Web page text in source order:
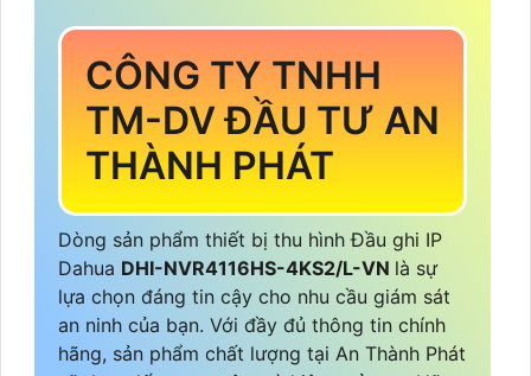
CÔNG TY TNHH
TM-DV ĐẦU TƯ AN
THÀNH PHÁT
Dòng sản phẩm thiết bị thu hình Đầu ghi IP
Dahua DHI-NVR4116HS-4KS2/L-VN là sự
lựa chọn đáng tin cậy cho nhu cầu giám sát
an ninh của bạn. Với đầy đủ thông tin chính
hãng, sản phẩm chất lượng tại An Thành Phát